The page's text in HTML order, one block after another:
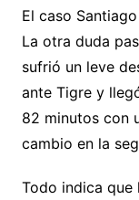
El caso
La otra duda
sufrió un leve
ante Tigre y
82 minutos con
cambio en la
Todo indica que